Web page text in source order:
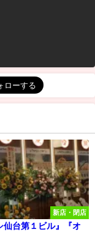
新店・閉店
仙台第１ビル』『オ